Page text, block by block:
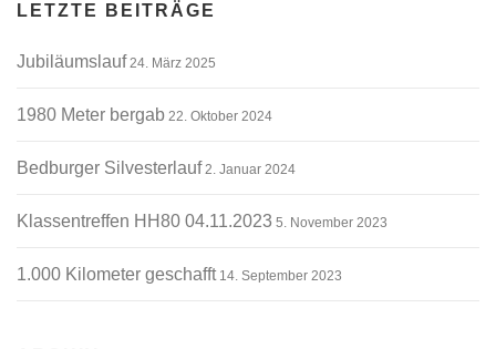
LETZTE BEITRÄGE
Jubiläumslauf 24. März 2025
1980 Meter bergab 22. Oktober 2024
Bedburger Silvesterlauf 2. Januar 2024
Klassentreffen HH80 04.11.2023 5. November 2023
1.000 Kilometer geschafft 14. September 2023